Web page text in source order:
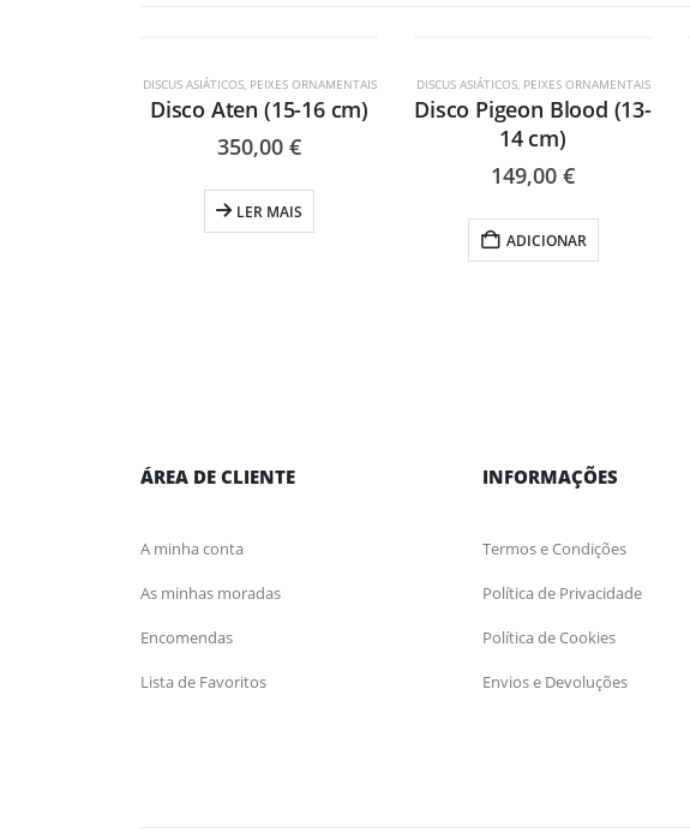
DISCUS ASIÁTICOS, PEIXES ORNAMENTAIS
Disco Aten (15-16 cm)
350,00 €
LER MAIS
DISCUS ASIÁTICOS, PEIXES ORNAMENTAIS
Disco Pigeon Blood (13-
14 cm)
149,00 €
ADICIONAR
ÁREA DE CLIENTE
A minha conta
As minhas moradas
Encomendas
Lista de Favoritos
INFORMAÇÕES
Termos e Condições
Política de Privacidade
Política de Cookies
Envios e Devoluções